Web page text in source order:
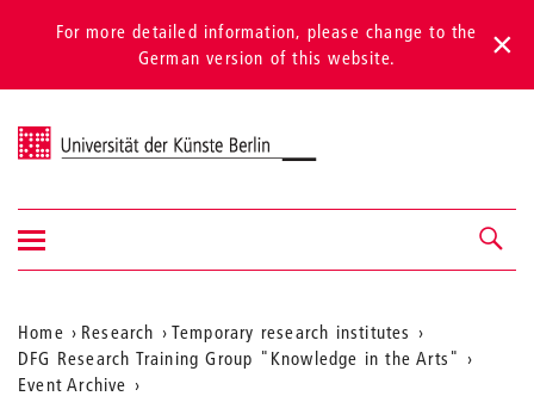
For more detailed information, please change to the
German version of this website.
Universität der Künste Berlin
Navigation &
search
Show/hide
navigation
Aktuelle
Position
Home Research
Temporary research institutes
DFG Research Training Group "Knowledge in the Arts"
Event Archive